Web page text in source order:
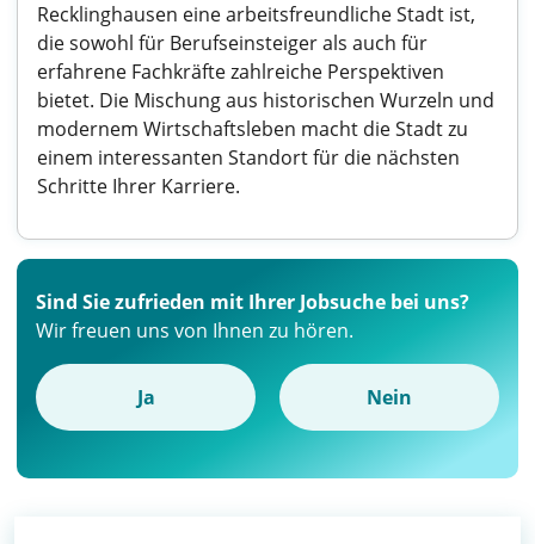
Recklinghausen eine arbeitsfreundliche Stadt ist,
die sowohl für Berufseinsteiger als auch für
erfahrene Fachkräfte zahlreiche Perspektiven
bietet. Die Mischung aus historischen Wurzeln und
modernem Wirtschaftsleben macht die Stadt zu
einem interessanten Standort für die nächsten
Schritte Ihrer Karriere.
Sind Sie zufrieden mit Ihrer Jobsuche bei uns?
Wir freuen uns von Ihnen zu hören.
Ja Nein